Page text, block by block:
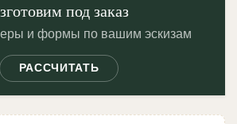
под заказ
и формы по вашим эскизам
РАССЧИТАТЬ